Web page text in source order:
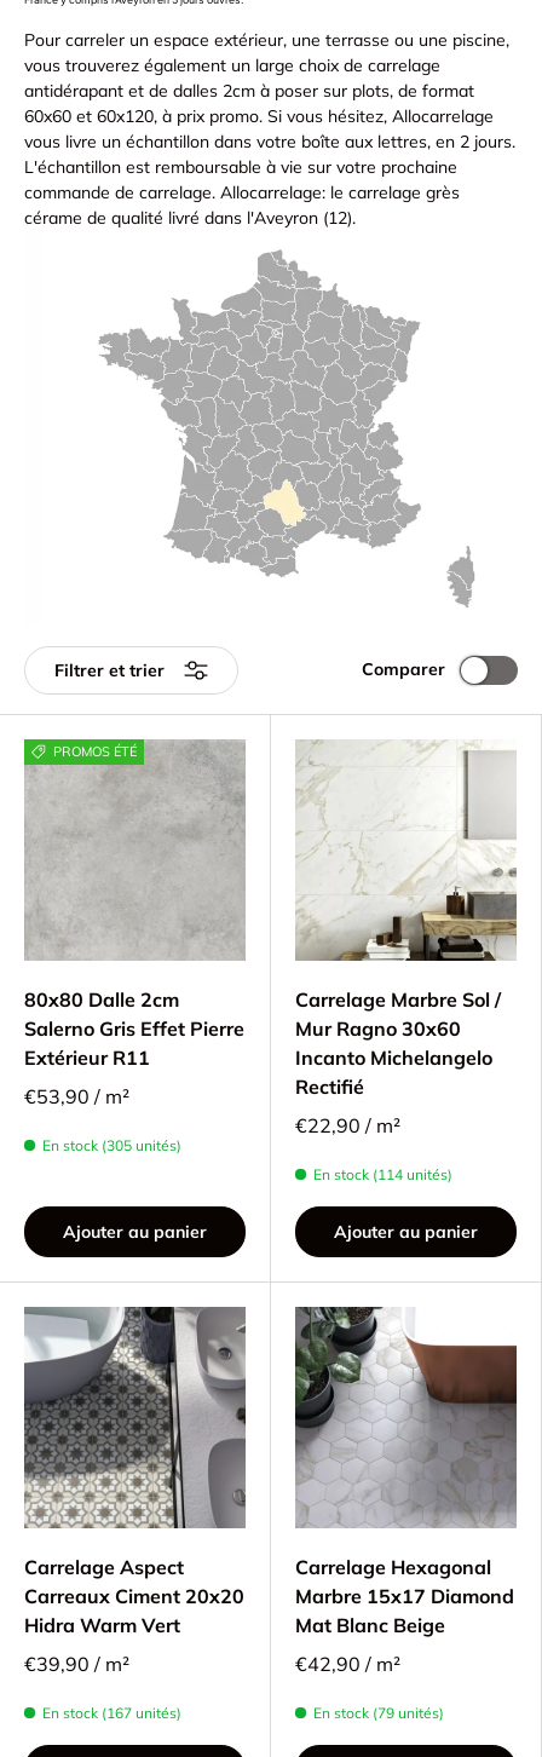
Pour carreler un espace extérieur, une terrasse ou une piscine,
vous trouverez également un large choix de carrelage
antidérapant et de dalles 2cm à poser sur plots, de format
60x60 et 60x120, à prix promo. Si vous hésitez, Allocarrelage
vous livre un échantillon dans votre boîte aux lettres, en 2 jours.
L'échantillon est remboursable à vie sur votre prochaine
commande de carrelage. Allocarrelage: le carrelage grès
cérame de qualité livré dans l'Aveyron (12).
Filtrer et trier Comparer
PROMOS ÉTÉ
80x80 Dalle 2cm
Salerno Gris Effet Pierre
Extérieur R11
€53,90 / m²
En stock (305 unités)
Ajouter au panier
Carrelage Marbre Sol /
Mur Ragno 30x60
Incanto Michelangelo
Rectifié
€22,90 / m²
En stock (114 unités)
Ajouter au panier
Carrelage Aspect
Carreaux Ciment 20x20
Hidra Warm Vert
€39,90 / m²
En stock (167 unités)
Carrelage Hexagonal
Marbre 15x17 Diamond
Mat Blanc Beige
€42,90 / m²
En stock (79 unités)